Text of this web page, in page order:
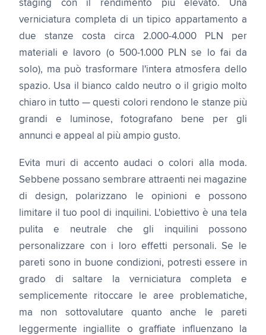
staging con il rendimento più elevato. Una
verniciatura completa di un tipico appartamento a
due stanze costa circa 2.000-4.000 PLN per
materiali e lavoro (o 500-1.000 PLN se lo fai da
solo), ma può trasformare l'intera atmosfera dello
spazio. Usa il bianco caldo neutro o il grigio molto
chiaro in tutto — questi colori rendono le stanze più
grandi e luminose, fotografano bene per gli
annunci e appeal al più ampio gusto.
Evita muri di accento audaci o colori alla moda.
Sebbene possano sembrare attraenti nei magazine
di design, polarizzano le opinioni e possono
limitare il tuo pool di inquilini. L'obiettivo è una tela
pulita e neutrale che gli inquilini possono
personalizzare con i loro effetti personali. Se le
pareti sono in buone condizioni, potresti essere in
grado di saltare la verniciatura completa e
semplicemente ritoccare le aree problematiche,
ma non sottovalutare quanto anche le pareti
leggermente ingiallite o graffiate influenzano la